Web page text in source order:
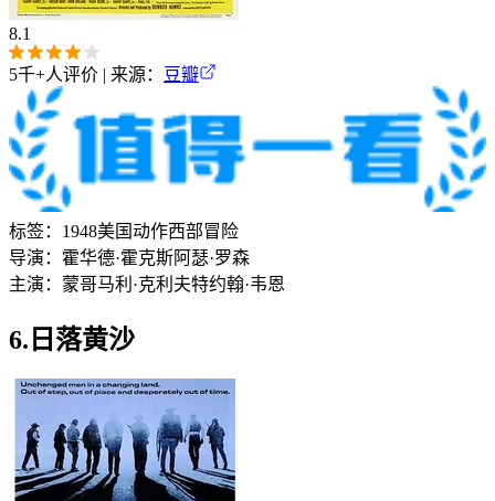
8.1
5千+人评价 | 来源： 豆瓣
标签： 1948美国动作西部冒险
导演： 霍华德·霍克斯阿瑟·罗森
主演： 蒙哥马利·克利夫特约翰·韦恩
6.日落黄沙